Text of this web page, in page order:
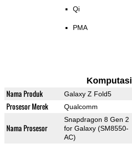
Qi
PMA
Komputasi
Nama Produk Galaxy Z Fold5
Prosesor Merek Qualcomm
Nama Prosesor
Snapdragon 8 Gen 2
for Galaxy (SM8550-
AC)